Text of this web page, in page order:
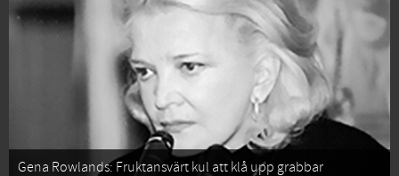
Gena Rowlands: Fruktansvärt kul att klå upp grabbar